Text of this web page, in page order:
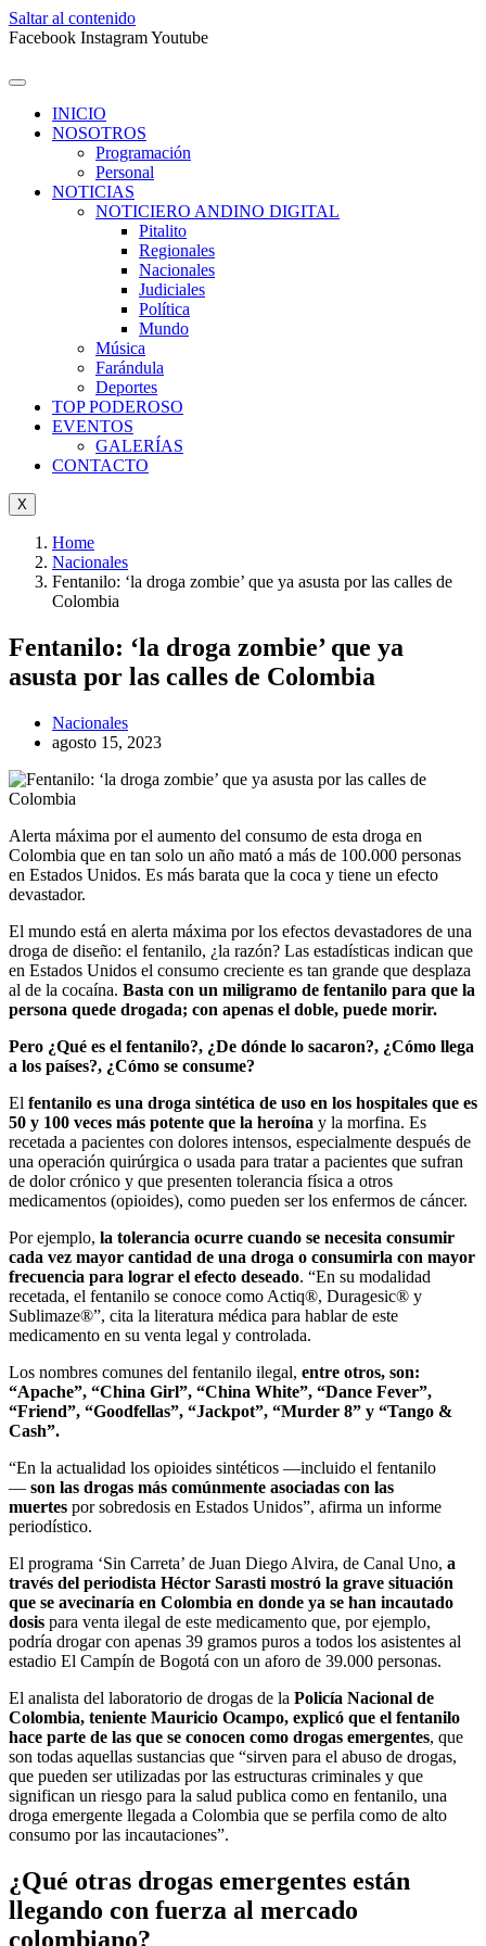
Saltar al contenido
Facebook InstagramYoutube
INICIO
NOSOTROS
Programación
Personal
NOTICIAS
NOTICIERO ANDINO DIGITAL
Pitalito
Regionales
Nacionales
Judiciales
Política
Mundo
Música
Farándula
Deportes
TOP PODEROSO
EVENTOS
GALERÍAS
CONTACTO
X
Home
Nacionales
Fentanilo: ‘la droga zombie’ que ya asusta por las calles de
Colombia
Fentanilo: ‘la droga zombie’ que ya
asusta por las calles de Colombia
Nacionales
agosto 15, 2023
Alerta máxima por el aumento del consumo de esta droga en
Colombia que en tan solo un año mató a más de 100.000 personas
en Estados Unidos. Es más barata que la coca y tiene un efecto
devastador.
El mundo está en alerta máxima por los efectos devastadores de una
droga de diseño: el fentanilo, ¿la razón? Las estadísticas indican que
en Estados Unidos el consumo creciente es tan grande que desplaza
al de la cocaína. Basta con un miligramo de fentanilo para que la
persona quede drogada; con apenas el doble, puede morir.
Pero ¿Qué es el fentanilo?, ¿De dónde lo sacaron?, ¿Cómo llega
a los países?, ¿Cómo se consume?
El fentanilo es una droga sintética de uso en los hospitales que es
50 y 100 veces más potente que la heroína y la morfina. Es
recetada a pacientes con dolores intensos, especialmente después de
una operación quirúrgica o usada para tratar a pacientes que sufran
de dolor crónico y que presenten tolerancia física a otros
medicamentos (opioides), como pueden ser los enfermos de cáncer.
Por ejemplo, la tolerancia ocurre cuando se necesita consumir
cada vez mayor cantidad de una droga o consumirla con mayor
frecuencia para lograr el efecto deseado. “En su modalidad
recetada, el fentanilo se conoce como Actiq®️, Duragesic®️ y
Sublimaze®️”, cita la literatura médica para hablar de este
medicamento en su venta legal y controlada.
Los nombres comunes del fentanilo ilegal, entre otros, son:
“Apache”, “China Girl”, “China White”, “Dance Fever”,
“Friend”, “Goodfellas”, “Jackpot”, “Murder 8” y “Tango &
Cash”.
“En la actualidad los opioides sintéticos —incluido el fentanilo
— son las drogas más comúnmente asociadas con las
muertes por sobredosis en Estados Unidos”, afirma un informe
periodístico.
El programa ‘Sin Carreta’ de Juan Diego Alvira, de Canal Uno, a
través del periodista Héctor Sarasti mostró la grave situación
que se avecinaría en Colombia en donde ya se han incautado
dosis para venta ilegal de este medicamento que, por ejemplo,
podría drogar con apenas 39 gramos puros a todos los asistentes al
estadio El Campín de Bogotá con un aforo de 39.000 personas.
El analista del laboratorio de drogas de la Policía Nacional de
Colombia, teniente Mauricio Ocampo, explicó que el fentanilo
hace parte de las que se conocen como drogas emergentes, que
son todas aquellas sustancias que “sirven para el abuso de drogas,
que pueden ser utilizadas por las estructuras criminales y que
significan un riesgo para la salud publica como en fentanilo, una
droga emergente llegada a Colombia que se perfila como de alto
consumo por las incautaciones”.
¿Qué otras drogas emergentes están
llegando con fuerza al mercado
colombiano?